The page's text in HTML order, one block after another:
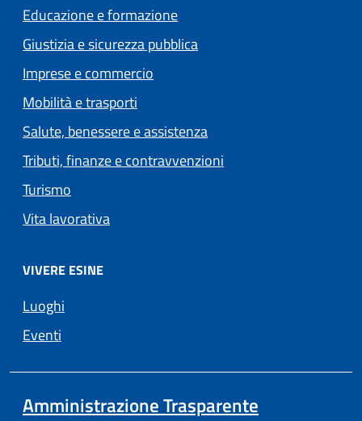
Educazione e formazione
Giustizia e sicurezza pubblica
Imprese e commercio
Mobilità e trasporti
Salute, benessere e assistenza
Tributi, finanze e contravvenzioni
Turismo
Vita lavorativa
VIVERE ESINE
Luoghi
Eventi
Amministrazione Trasparente